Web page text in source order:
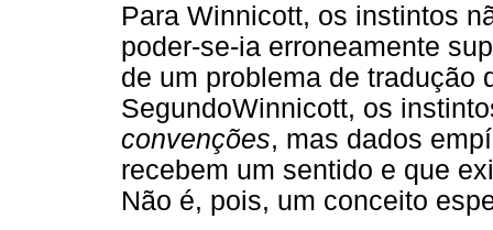
Para Winnicott, os instintos
poder-se-ia erroneamente
de um problema de tradução
SegundoWinnicott, os
convenções, mas dados
recebem um sentido e que
Não é, pois, um conceito